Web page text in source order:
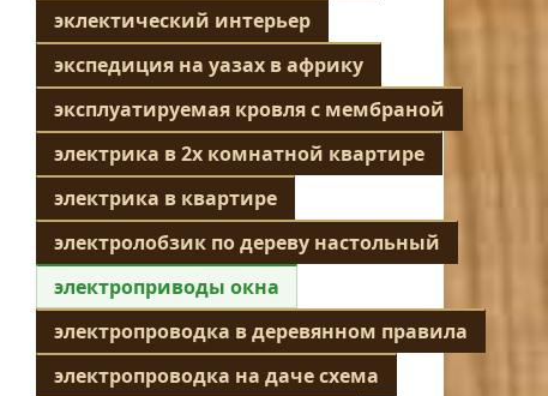
эклектический интерьер
экспедиция на уазах в африку
эксплуатируемая кровля с мембраной
электрика в 2х комнатной квартире
электрика в квартире
электролобзик по дереву настольный
электроприводы окна
электропроводка в деревянном правила
электропроводка на даче схема